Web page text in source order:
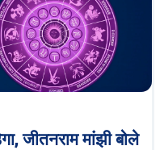
जीतनराम मांझी बोले